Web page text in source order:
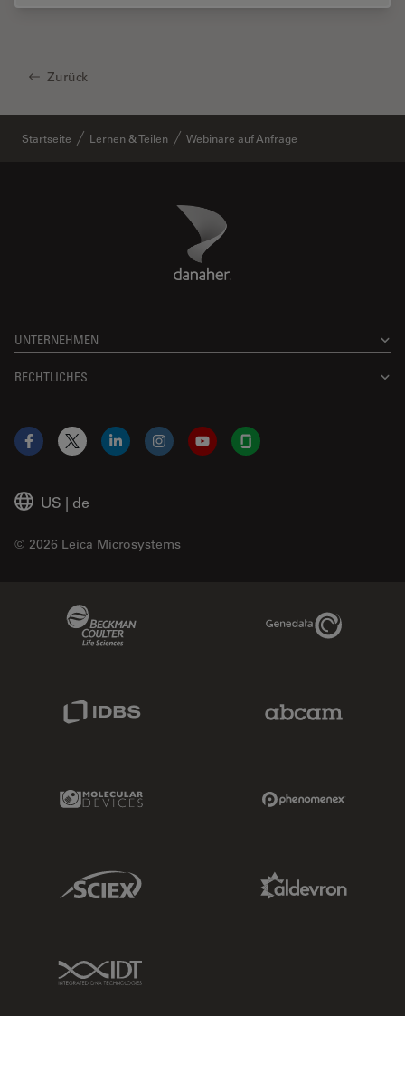
Zurück
Startseite Lernen & Teilen Webinare auf Anfrage
Danaher Logo
UNTERNEHMEN
RECHTLICHES
US | de
© 2026 Leica Microsystems
Facebook
X LinkedInInstagramYouTubeGlassdoor
Genedata Link
IDBS Link
Molecular Devices Link
Sciex Link
IDT Link